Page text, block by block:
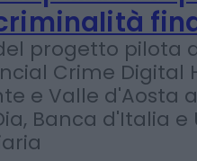
pubblico-
progetto pilota
Crime Digital